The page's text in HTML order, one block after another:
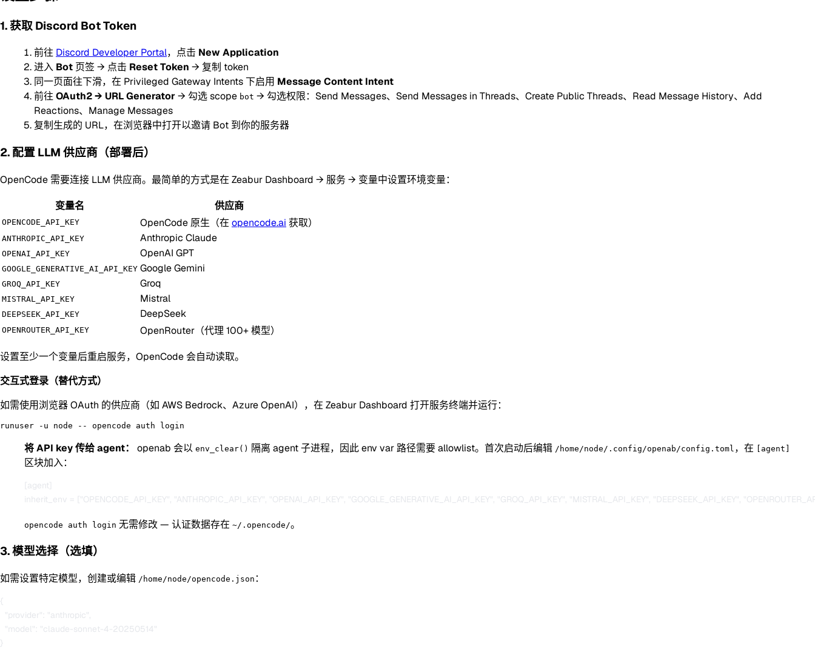
1. 获取 Discord Bot Token
前往 Discord Developer Portal，点击 New Application
进入 Bot 页签 → 点击 Reset Token → 复制 token
同一页面往下滑，在 Privileged Gateway Intents 下启用 Message Content Intent
前往OAuth2 → URL Generator→ 勾选 scope bot → 勾选权限：Send Messages、Send Messages in Threads、Create Public Threads、Read Message History、Add
Reactions、Manage Messages
复制生成的 URL，在浏览器中打开以邀请 Bot 到你的服务器
2. 配置 LLM 供应商（部署后）
OpenCode 需要连接 LLM 供应商。最简单的方式是在 Zeabur Dashboard → 服务 → 变量中设置环境变量：
变量名 供应商
OPENCODE_API_KEY OpenCode 原生（在 opencode.ai 获取）
ANTHROPIC_API_KEY Anthropic Claude
OPENAI_API_KEY OpenAI GPT
GOOGLE_GENERATIVE_AI_API_KEY Google Gemini
GROQ_API_KEY Groq
MISTRAL_API_KEY Mistral
DEEPSEEK_API_KEY DeepSeek
OPENROUTER_API_KEY OpenRouter（代理 100+ 模型）
设置至少一个变量后重启服务，OpenCode 会自动读取。
交互式登录（替代方式）
如需使用浏览器 OAuth 的供应商（如 AWS Bedrock、Azure OpenAI），在 Zeabur Dashboard 打开服务终端并运行：
将 API key 传给 agent： openab 会以 env_clear() 隔离 agent 子进程，因此 env var 路径需要 allowlist。首次启动后编辑 /home/node/.config/openab/config.toml ，在 [agent]
区块加入：
[agent]
opencode auth login 无需修改 — 认证数据存在 ~/.opencode/。
3. 模型选择（选填）
如需设置特定模型，创建或编辑 /home/node/opencode.json ：
{
  "provider": "anthropic",
  "model": "claude-sonnet-4-20250514"